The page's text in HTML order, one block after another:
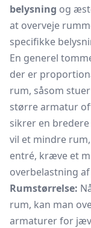
belysning og
at overveje
specifikke
En generel
der er
rum, såsom
større armatur
sikrer en
vil et mindre
entré, kræve et
overbelastning
Rumstørrelse:
rum, kan man
armaturer for